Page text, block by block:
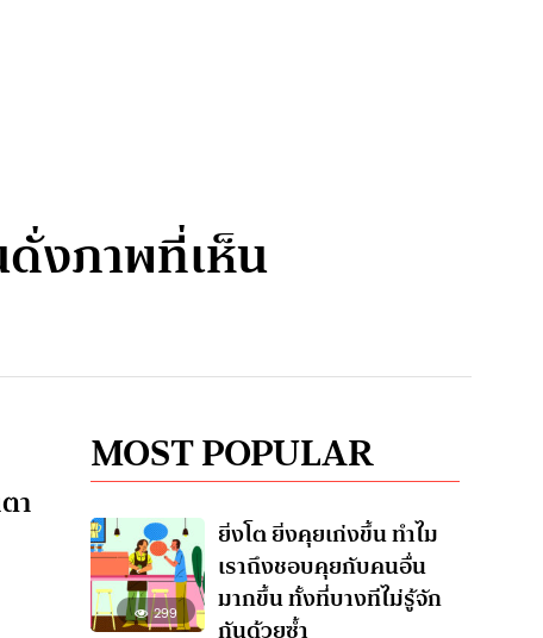
ดั่งภาพที่เห็น
า
MOST POPULAR
299
ยิ่งโต ยิ่งคุยเก่งขึ้น ทำไม
เราถึงชอบคุยกับคนอื่น
มากขึ้น ทั้งที่บางทีไม่รู้จัก